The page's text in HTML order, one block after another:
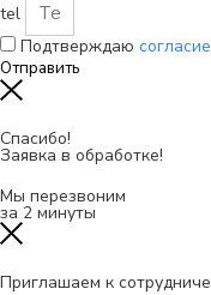
tel
Подтверждаю согласие
Отправить
Спасибо!
Заявка в обработке!
Мы перезвоним
за 2 минуты
Приглашаем к